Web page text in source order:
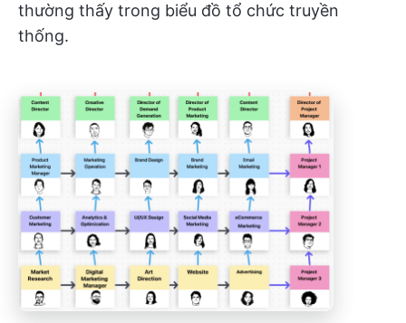
thường thấy trong biểu đồ tổ chức truyền
thống.